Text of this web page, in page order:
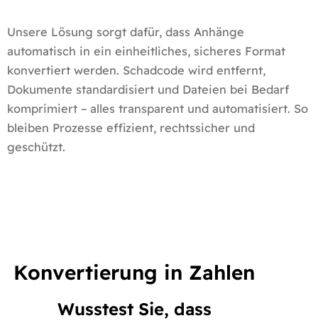
Unsere Lösung sorgt dafür, dass Anhänge
automatisch in ein einheitliches, sicheres Format
konvertiert werden. Schadcode wird entfernt,
Dokumente standardisiert und Dateien bei Bedarf
komprimiert – alles transparent und automatisiert. So
bleiben Prozesse effizient, rechtssicher und
geschützt.
Konvertierung in Zahlen
Wusstest Sie, dass